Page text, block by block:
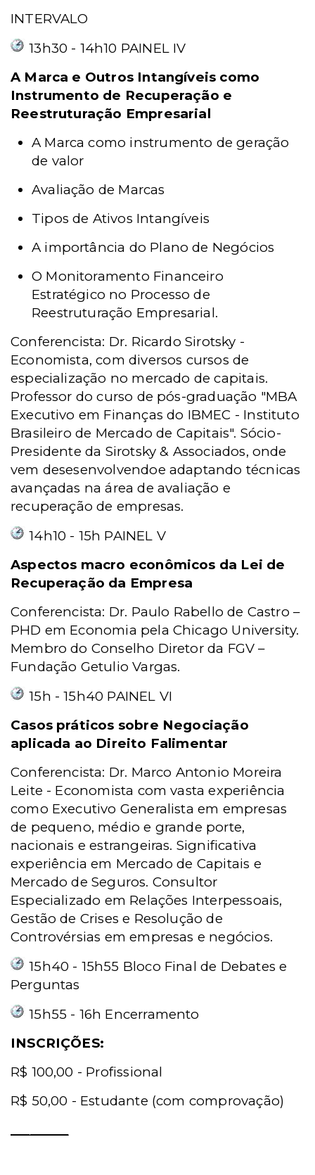
INTERVALO
13h30 - 14h10 PAINEL IV
A Marca e Outros Intangíveis como
Instrumento de Recuperação e
Reestruturação Empresarial
A Marca como instrumento de geração
de valor
Avaliação de Marcas
Tipos de Ativos Intangíveis
A importância do Plano de Negócios
O Monitoramento Financeiro
Estratégico no Processo de
Reestruturação Empresarial.
Conferencista: Dr. Ricardo Sirotsky -
Economista, com diversos cursos de
especialização no mercado de capitais.
Professor do curso de pós-graduação "MBA
Executivo em Finanças do IBMEC - Instituto
Brasileiro de Mercado de Capitais". Sócio-
Presidente da Sirotsky & Associados, onde
vem desesenvolvendoe adaptando técnicas
avançadas na área de avaliação e
recuperação de empresas.
14h10 - 15h PAINEL V
Aspectos macro econômicos da Lei de
Recuperação da Empresa
Conferencista: Dr. Paulo Rabello de Castro –
PHD em Economia pela Chicago University.
Membro do Conselho Diretor da FGV –
Fundação Getulio Vargas.
15h - 15h40 PAINEL VI
Casos práticos sobre Negociação
aplicada ao Direito Falimentar
Conferencista: Dr. Marco Antonio Moreira
Leite - Economista com vasta experiência
como Executivo Generalista em empresas
de pequeno, médio e grande porte,
nacionais e estrangeiras. Significativa
experiência em Mercado de Capitais e
Mercado de Seguros. Consultor
Especializado em Relações Interpessoais,
Gestão de Crises e Resolução de
Controvérsias em empresas e negócios.
15h40 - 15h55 Bloco Final de Debates e
Perguntas
15h55 - 16h Encerramento
INSCRIÇÕES:
R$ 100,00 - Profissional
R$ 50,00 - Estudante (com comprovação)